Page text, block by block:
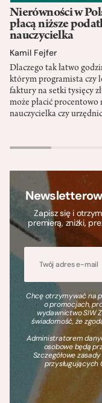
Nierówności w
płacą niższe
nauczycielka
Kamil Fejfer
Dlaczego tak łatwo
którym programista czy
faktury na setki tysięcy
może płacić
nauczycielka czy
Zapisz się i
premierą, zniżki,
Chcę otrzymywać na
o promocjach,
wydawnictwo SIW
świadomość, że
Administratorem
osobowe będą
Szczegółowe
przysługujących